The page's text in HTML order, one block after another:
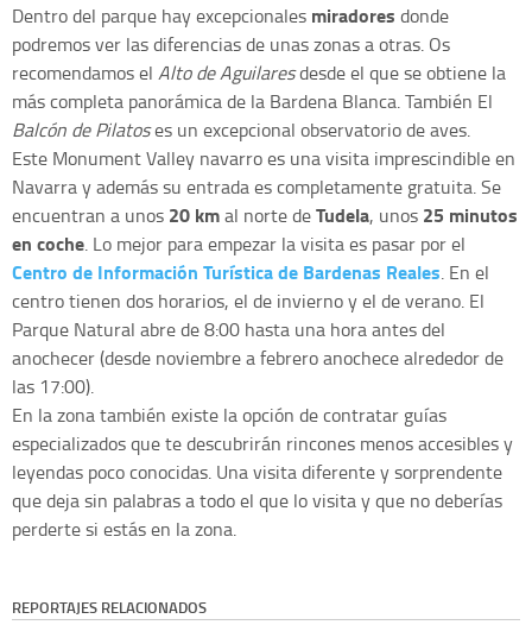
Dentro del parque hay excepcionales miradores donde
podremos ver las diferencias de unas zonas a otras. Os
recomendamos el Alto de Aguilaresdesde el que se obtiene la
más completa panorámica de la Bardena Blanca. También El
Balcón de Pilatoses un excepcional observatorio de aves.
Este Monument Valley navarro es una visita imprescindible en
Navarra y además su entrada es completamente gratuita. Se
encuentran a unos 20 kmal norte deTudela, unos 25 minutos
en coche. Lo mejor para empezar la visita es pasar por el
Centro de Información Turística de Bardenas Reales. En el
centro tienen dos horarios, el de invierno y el de verano. El
Parque Natural abre de 8:00 hasta una hora antes del
anochecer (desde noviembre a febrero anochece alrededor de
las 17:00).
En la zona también existe la opción de contratar guías
especializados que te descubrirán rincones menos accesibles y
leyendas poco conocidas. Una visita diferente y sorprendente
que deja sin palabras a todo el que lo visita y que no deberías
perderte si estás en la zona.
REPORTAJES RELACIONADOS